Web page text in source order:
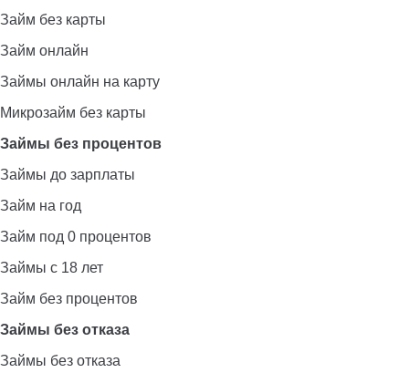
Займ без карты
Займ онлайн
Займы онлайн на карту
Микрозайм без карты
Займы без процентов
Займы до зарплаты
Займ на год
Займ под 0 процентов
Займы с 18 лет
Займ без процентов
Займы без отказа
Займы без отказа